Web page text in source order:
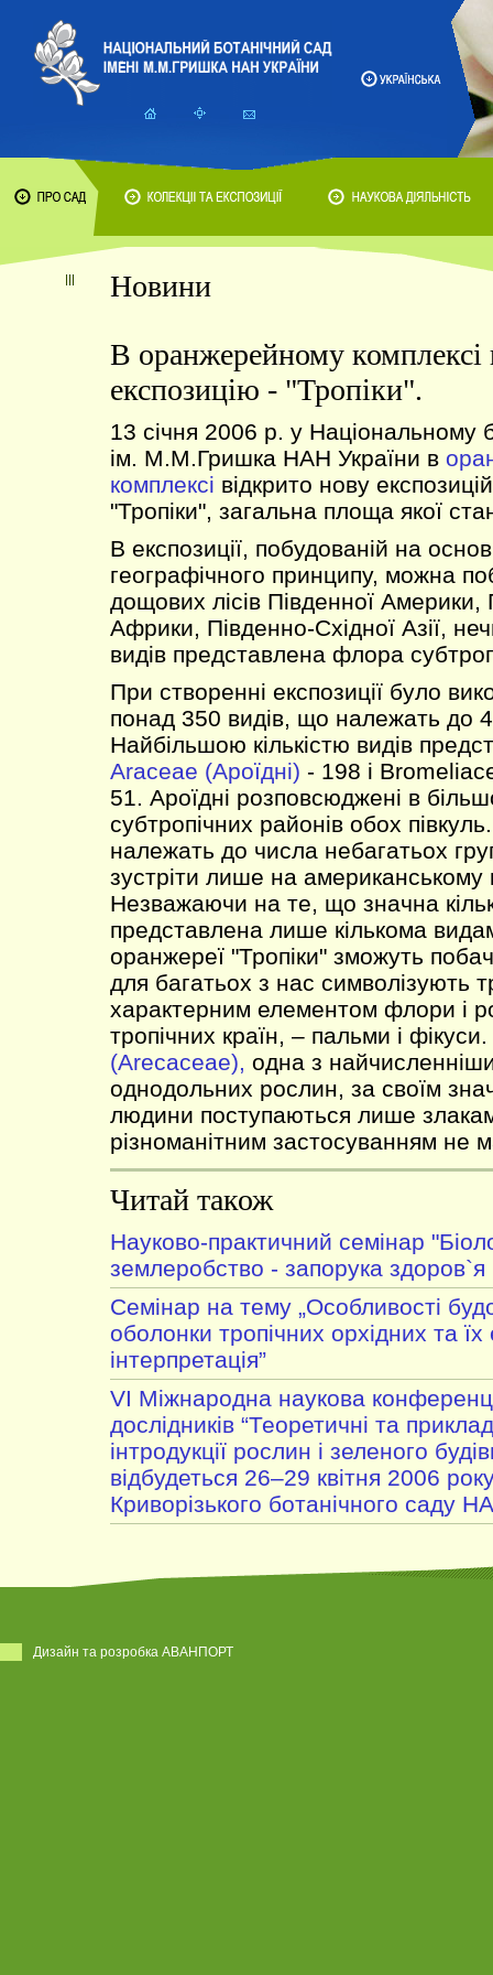
Новини
В оранжерейному комплексі
експозицію - "Тропіки".
13 січня 2006 р. у Національному
ім. М.М.Гришка НАН України в
комплексі відкрито нову
"Тропіки", загальна площа якої
В експозиції, побудованій на
географічного принципу, можна
дощових лісів Південної Америки,
Африки, Південно-Східної Азії,
видів представлена флора
При створенні експозиції було
понад 350 видів, що належать до
Найбільшою кількістю видів
Araceae (Ароїдні) - 198 і
51. Ароїдні розповсюджені в
субтропічних районів обох
належать до числа небагатьох
зустріти лише на американському
Незважаючи на те, що значна
представлена лише кількома
оранжереї "Тропіки" зможуть
для багатьох з нас символізують
характерним елементом флори і
тропічних країн, – пальми і фікуси.
(Arecaceae), одна з
однодольних рослин, за своїм
людини поступаються лише
різноманітним застосуванням не
Читай також
Науково-практичний семінар
землеробство - запорука здоров`я
Cемінар на тему „Особливості
оболонки тропічних орхідних та їх
інтерпретація”
VІ Міжнародна наукова
дослідників “Теоретичні та
інтродукції рослин і зеленого
відбудеться 26–29 квітня 2006
Криворізького ботанічного саду
Дизайн та розробка АВАНПОРТ